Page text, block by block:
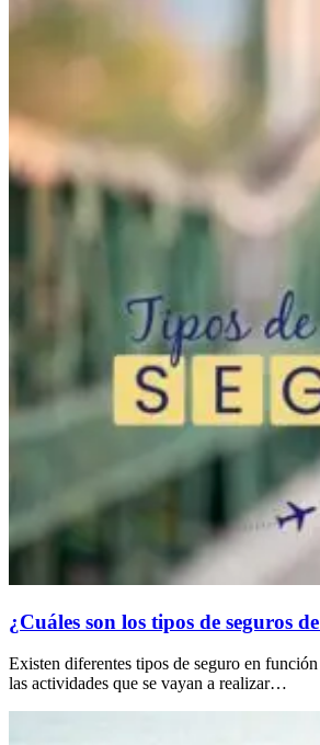
¿Cuáles son los tipos de seguros
Existen diferentes tipos de seguro en
las actividades que se vayan a realizar…